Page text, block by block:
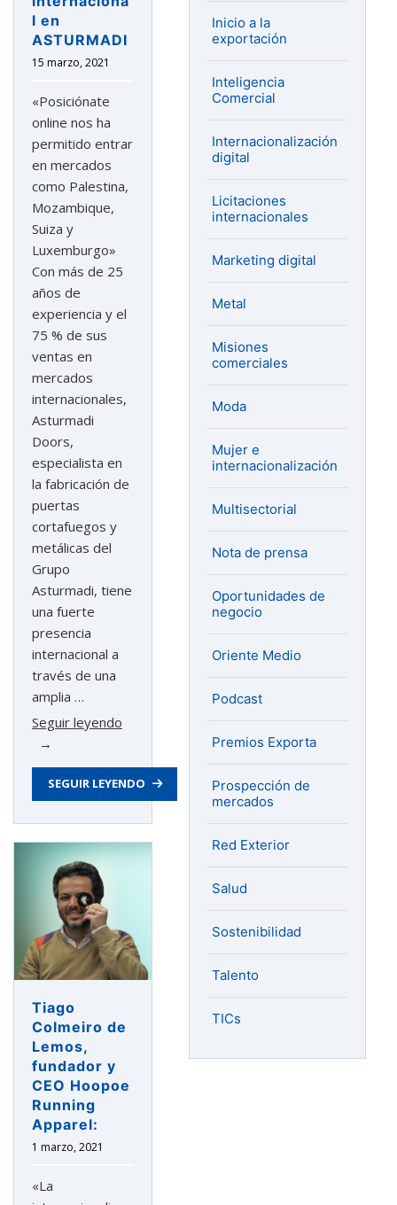
generada
la
l en
ASTURMADI
15 marzo, 2021
«Posiciónate
online nos ha
permitido entrar
en mercados
como Palestina,
Mozambique,
Suiza y
Luxemburgo»
Con más de 25
años de
experiencia y el
75 % de sus
ventas en
mercados
internacionales,
Asturmadi
Doors,
especialista en
la fabricación de
puertas
cortafuegos y
metálicas del
Grupo
Asturmadi, tiene
una fuerte
presencia
internacional a
través de una
amplia …
Seguir leyendo
director
comercial
nacional
e
internacional
SEGUIR LEYENDO
Tiago
Colmeiro de
Lemos,
fundador y
CEO Hoopoe
Running
Apparel:
1 marzo, 2021
«La
Inicio a la
exportación
Inteligencia
Comercial
Internacionalización
digital
Licitaciones
internacionales
Marketing digital
Metal
Misiones
comerciales
Moda
Mujer e
internacionalización
Multisectorial
Nota de prensa
Oportunidades de
negocio
Oriente Medio
Podcast
Premios Exporta
Prospección de
mercados
Red Exterior
Salud
Sostenibilidad
Talento
TICs